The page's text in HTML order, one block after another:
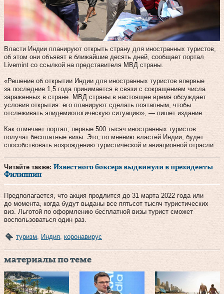
Власти Индии планируют открыть страну для иностранных туристов,
об этом они объявят в ближайшие десять дней, сообщает портал
Livemint со ссылкой на представителя МВД страны.
«Решение об открытии Индии для иностранных туристов впервые
за последние 1,5 года принимается в связи с сокращением числа
зараженных в стране. МВД страны в настоящее время обсуждает
условия открытия: его планируют сделать поэтапным, чтобы
отслеживать эпидемиологическую ситуацию», — пишет издание.
Как отмечает портал, первые 500 тысяч иностранных туристов
получат бесплатные визы. Это, по мнению властей Индии, будет
способствовать возрождению туристической и авиационной отрасли.
Читайте также: Известного боксера выдвинули в президенты
Филиппин
Предполагается, что акция продлится до 31 марта 2022 года или
до момента, когда будут выданы все пятьсот тысяч туристических
виз. Льготой по оформлению бесплатной визы турист сможет
воспользоваться один раз.
туризм Индия коронавирус
материалы по теме